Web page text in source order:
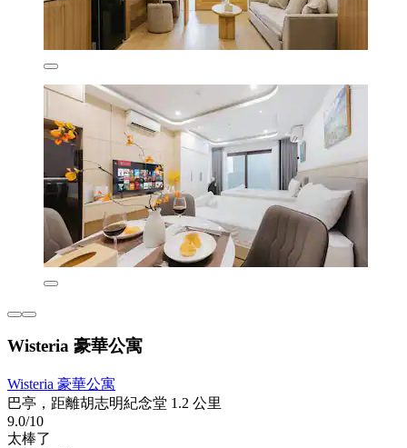
Wisteria 豪華公寓
Wisteria 豪華公寓
巴亭，距離胡志明紀念堂 1.2 公里
9.0/10
太棒了